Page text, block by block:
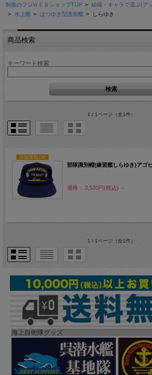
制服のフジＷＥＢショップTOP > 組織・キャラで選ぶ(グ
> 水上艦 > はつゆき型護衛艦 > しらゆき
商品検索
キーワード検索
1 / 1ページ（全1件）
店舗受取OK
部隊識別帽(練習艦しらゆき)アゴ
価格： 3,520円(税込) ～
1 / 1ページ（全1件）
海上自衛隊グッズ